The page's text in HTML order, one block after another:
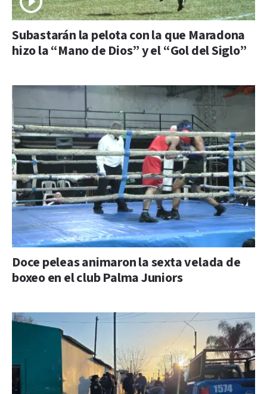
Subastarán la pelota con la que Maradona
hizo la “Mano de Dios” y el “Gol del Siglo”
Doce peleas animaron la sexta velada de
boxeo en el club Palma Juniors